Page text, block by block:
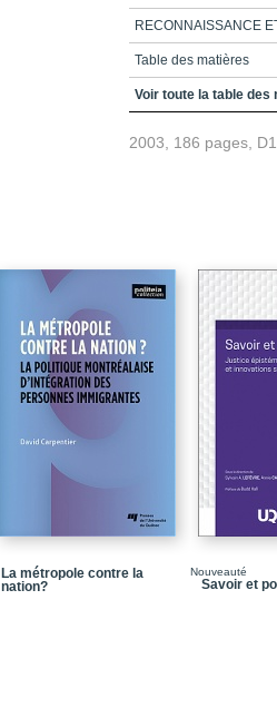
RECONNAISSANCE
Table des matières
Présentation_Éthique
Chapitre 5_La
nouvel universalisme
Chapitre 6_La
Chapitre 7_Pour une
Chapitre
Notices biographiques
Voir toute la table des
2003, 186 pages,
La métropole contre la
nation?
Nouveauté
Savoir et